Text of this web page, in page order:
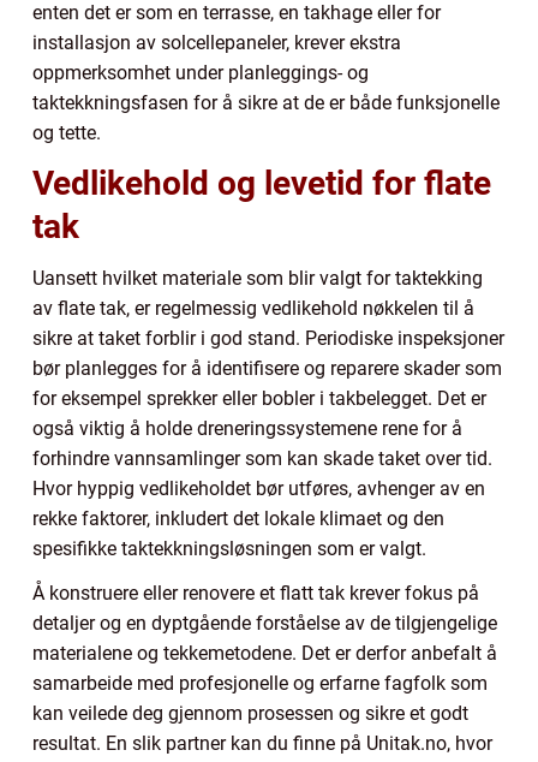
enten det er som en terrasse, en takhage eller for
installasjon av solcellepaneler, krever ekstra
oppmerksomhet under planleggings- og
taktekkningsfasen for å sikre at de er både funksjonelle
og tette.
Vedlikehold og levetid for flate
tak
Uansett hvilket materiale som blir valgt for taktekking
av flate tak, er regelmessig vedlikehold nøkkelen til å
sikre at taket forblir i god stand. Periodiske inspeksjoner
bør planlegges for å identifisere og reparere skader som
for eksempel sprekker eller bobler i takbelegget. Det er
også viktig å holde dreneringssystemene rene for å
forhindre vannsamlinger som kan skade taket over tid.
Hvor hyppig vedlikeholdet bør utføres, avhenger av en
rekke faktorer, inkludert det lokale klimaet og den
spesifikke taktekkningsløsningen som er valgt.
Å konstruere eller renovere et flatt tak krever fokus på
detaljer og en dyptgående forståelse av de tilgjengelige
materialene og tekkemetodene. Det er derfor anbefalt å
samarbeide med profesjonelle og erfarne fagfolk som
kan veilede deg gjennom prosessen og sikre et godt
resultat. En slik partner kan du finne på Unitak.no, hvor